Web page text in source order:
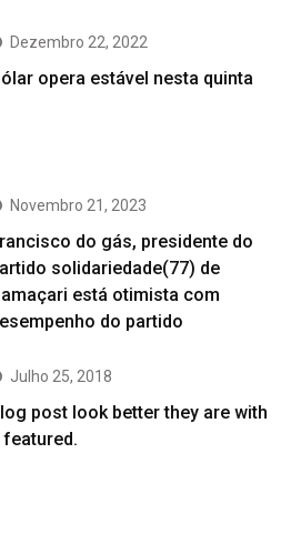
Dezembro 22, 2022
opera estável nesta quinta
Novembro 21, 2023
do gás, presidente do
solidariedade(77) de
está otimista com
do partido
Julho 25, 2018
post look better they are with
featured.